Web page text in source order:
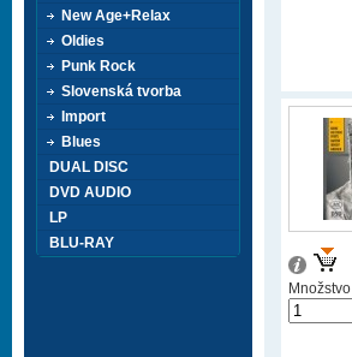
Množstvo
New Age+Relax
Oldies
Punk Rock
Slovenská tvorba
Import
Blues
DUAL DISC
DVD AUDIO
LP
BLU-RAY